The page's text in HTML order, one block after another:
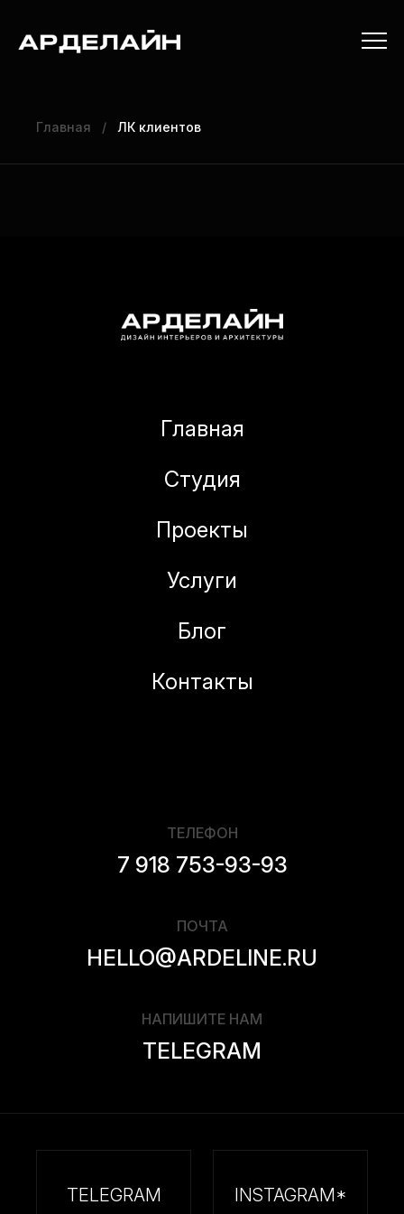
Главная / ЛК клиентов
Главная
Студия
Проекты
Услуги
Блог
Контакты
ТЕЛЕФОН
7 918 753-93-93
ПОЧТА
HELLO@ARDELINE.RU
НАПИШИТЕ НАМ
TELEGRAM
TELEGRAM INSTAGRAM*